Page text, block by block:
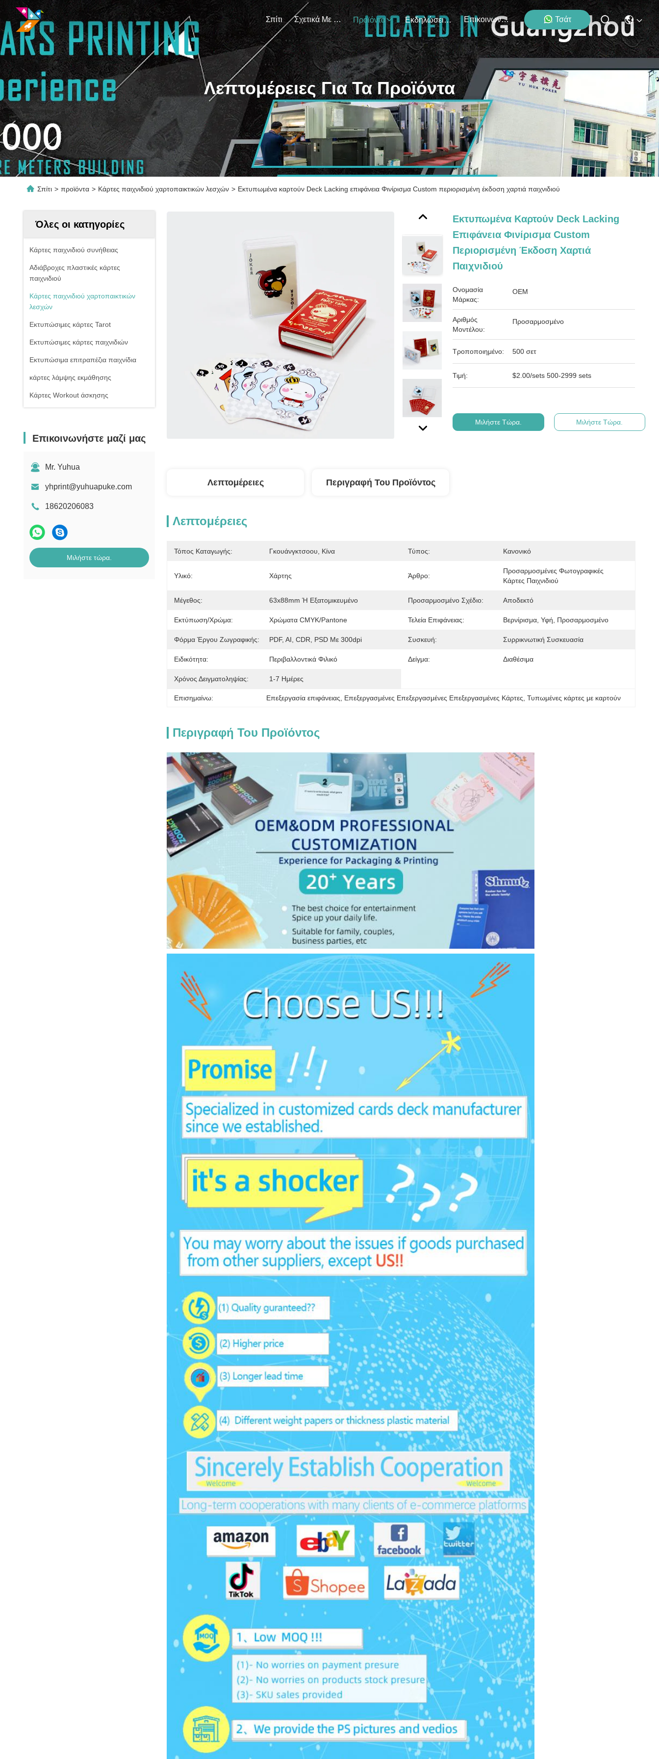
Σπίτι Σχετικά Με Εμάς Προϊόντα Εκδηλώσεις Επικοινωνήστε Μαζί Μας Τσάτ
Λεπτομέρειες Για Τα Προϊόντα
Σπίτι > προϊόντα > Κάρτες παιχνιδιού χαρτοπαικτικών λεσχών > Εκτυπωμένα καρτούν Deck Lacking επιφάνεια Φινίρισμα Custom περιορισμένη έκδοση χαρτιά παιχνιδιού
Όλες οι κατηγορίες
Κάρτες παιχνιδιού συνήθειας
Αδιάβροχες πλαστικές κάρτες
παιχνιδιού
Κάρτες παιχνιδιού χαρτοπαικτικών
λεσχών
Εκτυπώσιμες κάρτες Tarot
Εκτυπώσιμες κάρτες παιχνιδιών
Εκτυπώσιμα επιτραπέζια παιχνίδια
κάρτες λάμψης εκμάθησης
Κάρτες Workout άσκησης
Επικοινωνήστε μαζί μας
Mr. Yuhua
yhprint@yuhuapuke.com
18620206083
Μιλήστε τώρα.
Εκτυπωμένα Καρτούν Deck Lacking
Επιφάνεια Φινίρισμα Custom
Περιορισμένη Έκδοση Χαρτιά
Παιχνιδιού
Ονομασία
Μάρκας:
OEM
Αριθμός
Μοντέλου:
Προσαρμοσμένο
Τροποποιημένο: 500 σετ
Τιμή: $2.00/sets 500-2999 sets
Μιλήστε Τώρα. Μιλήστε Τώρα.
Λεπτομέρειες Περιγραφή Του Προϊόντος
Λεπτομέρειες
Τόπος Καταγωγής: Γκουάνγκτσοου, Κίνα Τύπος: Κανονικό
Υλικό: Χάρτης Άρθρο:
Προσαρμοσμένες Φωτογραφικές
Κάρτες Παιχνιδιού
Μέγεθος: 63x88mm Ή Εξατομικευμένο Προσαρμοσμένο Σχέδιο: Αποδεκτό
Εκτύπωση/χρώμα: Χρώματα CMYK/Pantone Τελεία Επιφάνειας: Βερνίρισμα, Υφή, Προσαρμοσμένο
Φόρμα Έργου Ζωγραφικής: PDF, AI, CDR, PSD Με 300dpi Συσκευή: Συρρικνωτική Συσκευασία
Ειδικότητα: Περιβαλλοντικά Φιλικό Δείγμα: Διαθέσιμα
Χρόνος Δειγματοληψίας: 1-7 Ημέρες
Επισημαίνω: Επεξεργασία επιφάνειας Επεξεργασμένες Επεξεργασμένες Επεξεργασμένες Κάρτες , Τυπωμένες κάρτες με καρτούν
Περιγραφή Του Προϊόντος